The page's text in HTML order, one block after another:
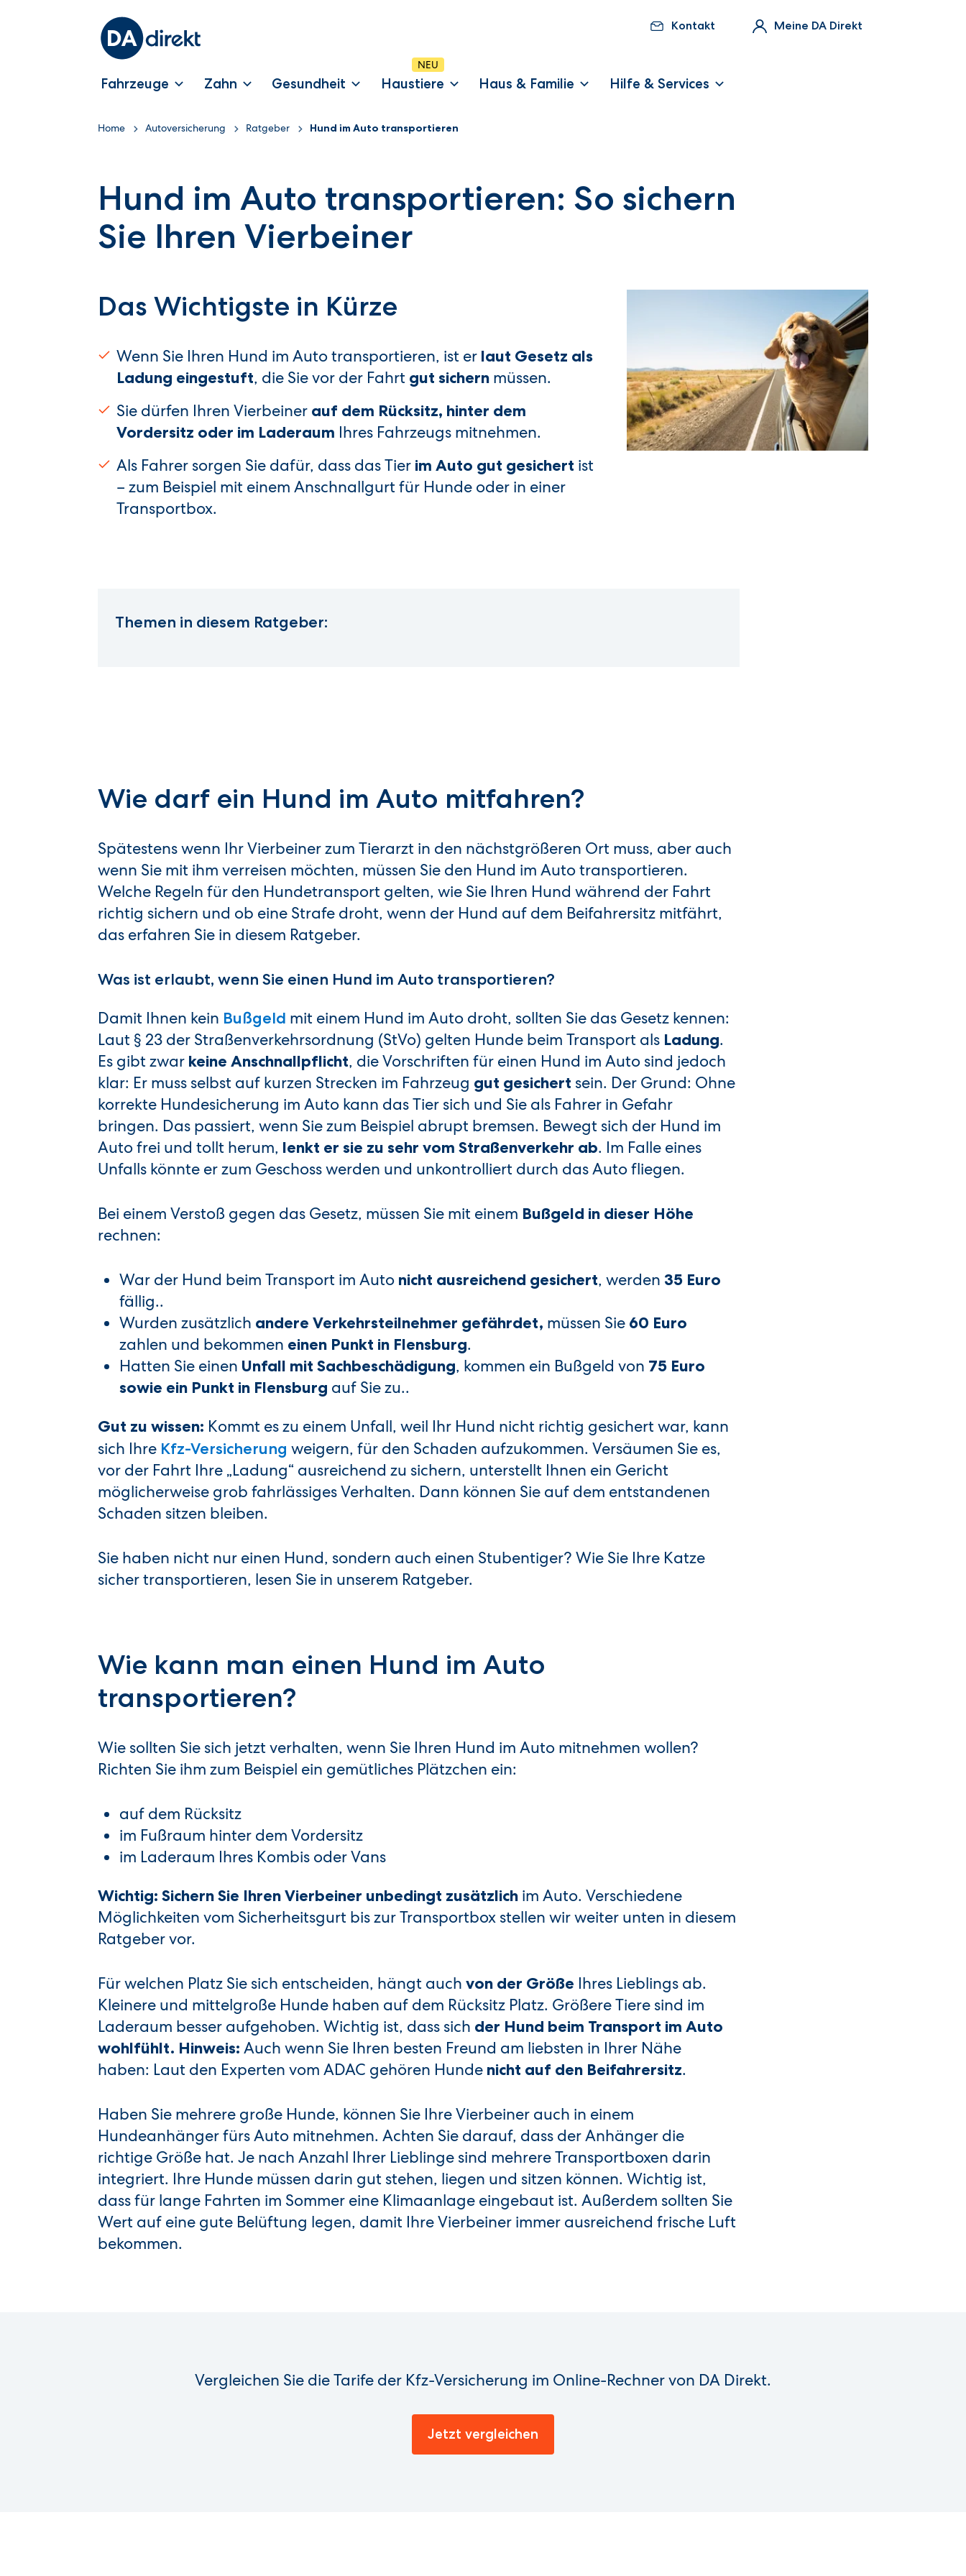
Kontakt Meine DA Direkt
Fahrzeuge Zahn Gesundheit Haustiere Haus & Familie Hilfe & Services
Home Autoversicherung Ratgeber Hund im Auto transportieren
Hund im Auto transportieren: So sichern
Sie Ihren Vierbeiner
Das Wichtigste in Kürze
Wenn Sie Ihren Hund im Auto transportieren, ist er laut Gesetz als
Ladung eingestuft, die Sie vor der Fahrt gut sichern müssen.
Sie dürfen Ihren Vierbeiner auf dem Rücksitz, hinter dem
Vordersitz oder im Laderaum Ihres Fahrzeugs mitnehmen.
Als Fahrer sorgen Sie dafür, dass das Tier im Auto gut gesichert ist
– zum Beispiel mit einem Anschnallgurt für Hunde oder in einer
Transportbox.
Themen in diesem Ratgeber:
Wie darf ein Hund im Auto mitfahren?
Spätestens wenn Ihr Vierbeiner zum Tierarzt in den nächstgrößeren Ort muss, aber auch
wenn Sie mit ihm verreisen möchten, müssen Sie den Hund im Auto transportieren.
Welche Regeln für den Hundetransport gelten, wie Sie Ihren Hund während der Fahrt
richtig sichern und ob eine Strafe droht, wenn der Hund auf dem Beifahrersitz mitfährt,
das erfahren Sie in diesem Ratgeber.
Was ist erlaubt, wenn Sie einen Hund im Auto transportieren?
Damit Ihnen kein Bußgeld mit einem Hund im Auto droht, sollten Sie das Gesetz kennen:
Laut § 23 der Straßenverkehrsordnung (StVo) gelten Hunde beim Transport als Ladung.
Es gibt zwar keine Anschnallpflicht, die Vorschriften für einen Hund im Auto sind jedoch
klar: Er muss selbst auf kurzen Strecken im Fahrzeug gut gesichert sein. Der Grund: Ohne
korrekte Hundesicherung im Auto kann das Tier sich und Sie als Fahrer in Gefahr
bringen. Das passiert, wenn Sie zum Beispiel abrupt bremsen. Bewegt sich der Hund im
Auto frei und tollt herum, lenkt er sie zu sehr vom Straßenverkehr ab. Im Falle eines
Unfalls könnte er zum Geschoss werden und unkontrolliert durch das Auto fliegen.
Bei einem Verstoß gegen das Gesetz, müssen Sie mit einem Bußgeld in dieser Höhe
rechnen:
War der Hund beim Transport im Auto nicht ausreichend gesichert, werden 35 Euro
fällig..
Wurden zusätzlich andere Verkehrsteilnehmer gefährdet, müssen Sie 60 Euro
zahlen und bekommen einen Punkt in Flensburg.
Hatten Sie einen Unfall mit Sachbeschädigung, kommen ein Bußgeld von 75 Euro
sowie ein Punkt in Flensburg auf Sie zu..
Gut zu wissen: Kommt es zu einem Unfall, weil Ihr Hund nicht richtig gesichert war, kann
sich Ihre Kfz-Versicherung weigern, für den Schaden aufzukommen. Versäumen Sie es,
vor der Fahrt Ihre „Ladung“ ausreichend zu sichern, unterstellt Ihnen ein Gericht
möglicherweise grob fahrlässiges Verhalten. Dann können Sie auf dem entstandenen
Schaden sitzen bleiben.
Sie haben nicht nur einen Hund, sondern auch einen Stubentiger? Wie Sie Ihre Katze
sicher transportieren, lesen Sie in unserem Ratgeber.
Wie kann man einen Hund im Auto
transportieren?
Wie sollten Sie sich jetzt verhalten, wenn Sie Ihren Hund im Auto mitnehmen wollen?
Richten Sie ihm zum Beispiel ein gemütliches Plätzchen ein:
auf dem Rücksitz
im Fußraum hinter dem Vordersitz
im Laderaum Ihres Kombis oder Vans
Wichtig: Sichern Sie Ihren Vierbeiner unbedingt zusätzlich im Auto. Verschiedene
Möglichkeiten vom Sicherheitsgurt bis zur Transportbox stellen wir weiter unten in diesem
Ratgeber vor.
Für welchen Platz Sie sich entscheiden, hängt auch von der Größe Ihres Lieblings ab.
Kleinere und mittelgroße Hunde haben auf dem Rücksitz Platz. Größere Tiere sind im
Laderaum besser aufgehoben. Wichtig ist, dass sich der Hund beim Transport im Auto
wohlfühlt. Hinweis: Auch wenn Sie Ihren besten Freund am liebsten in Ihrer Nähe
haben: Laut den Experten vom ADAC gehören Hunde nicht auf den Beifahrersitz.
Haben Sie mehrere große Hunde, können Sie Ihre Vierbeiner auch in einem
Hundeanhänger fürs Auto mitnehmen. Achten Sie darauf, dass der Anhänger die
richtige Größe hat. Je nach Anzahl Ihrer Lieblinge sind mehrere Transportboxen darin
integriert. Ihre Hunde müssen darin gut stehen, liegen und sitzen können. Wichtig ist,
dass für lange Fahrten im Sommer eine Klimaanlage eingebaut ist. Außerdem sollten Sie
Wert auf eine gute Belüftung legen, damit Ihre Vierbeiner immer ausreichend frische Luft
bekommen.
Vergleichen Sie die Tarife der Kfz-Versicherung im Online-Rechner von DA Direkt.
Jetzt vergleichen